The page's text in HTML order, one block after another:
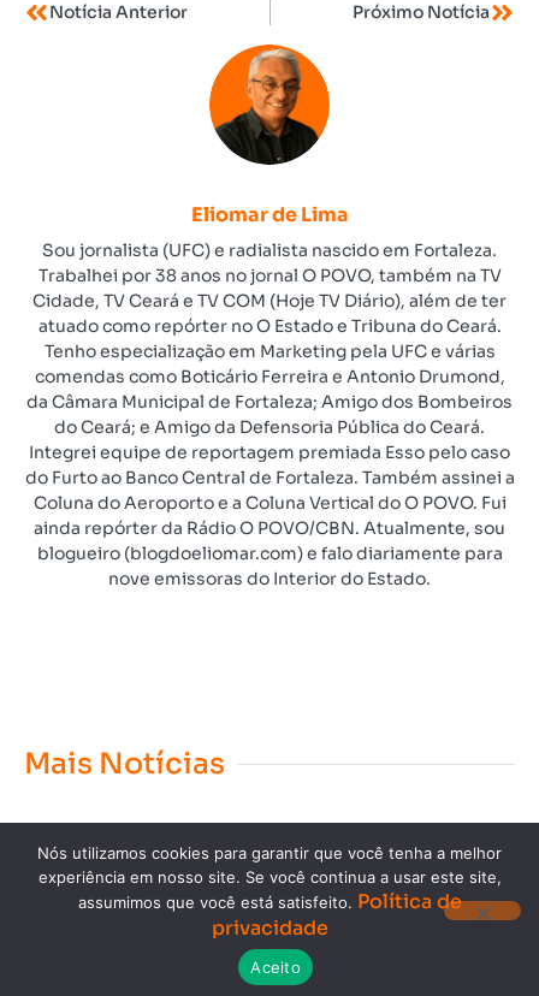
Notícia Anterior Próximo Notícia
Eliomar de Lima
Sou jornalista (UFC) e radialista nascido em Fortaleza.
Trabalhei por 38 anos no jornal O POVO, também na TV
Cidade, TV Ceará e TV COM (Hoje TV Diário), além de ter
atuado como repórter no O Estado e Tribuna do Ceará.
Tenho especialização em Marketing pela UFC e várias
comendas como Boticário Ferreira e Antonio Drumond,
da Câmara Municipal de Fortaleza; Amigo dos Bombeiros
do Ceará; e Amigo da Defensoria Pública do Ceará.
Integrei equipe de reportagem premiada Esso pelo caso
do Furto ao Banco Central de Fortaleza. Também assinei a
Coluna do Aeroporto e a Coluna Vertical do O POVO. Fui
ainda repórter da Rádio O POVO/CBN. Atualmente, sou
blogueiro (blogdoeliomar.com) e falo diariamente para
nove emissoras do Interior do Estado.
Mais Notícias
Copyright © 2023. Todos os direitos reservados.
Nós utilizamos cookies para garantir que você tenha a melhor
experiência em nosso site. Se você continua a usar este site,
assumimos que você está satisfeito. Política de
privacidade
Aceito